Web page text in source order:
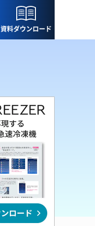
資料ダウンロード